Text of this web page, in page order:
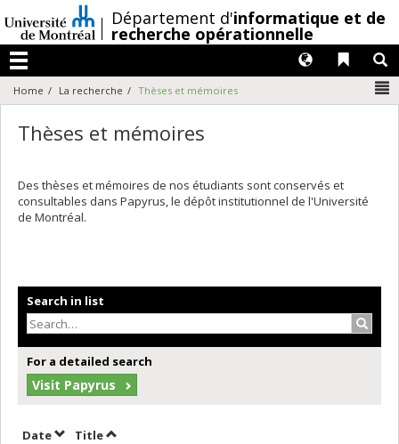
au
contenu
/Département d'informatique et de
recherche opérationnelle
Menu
Liens
Langues
Home La recherche Thèses et mémoires
Thèses et mémoires
Des thèses et mémoires de nos étudiants sont conservés et
consultables dans Papyrus, le dépôt institutionnel de l'Université
de Montréal.
Search in list
For a detailed search
Visit Papyrus
DateSort by date in descending order
TitleSort by title in descending order